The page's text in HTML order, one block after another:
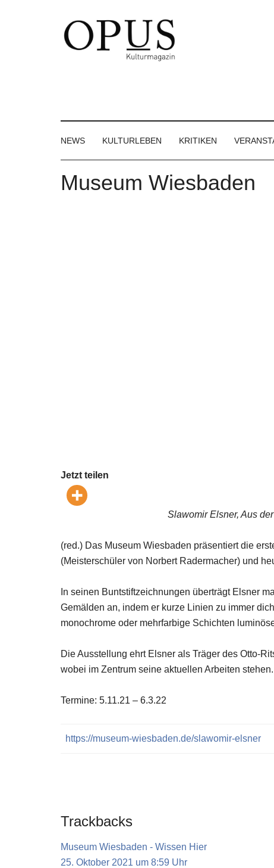
Großregion
NEWS KULTURLEBEN KRITIKEN
Museum Wiesbaden
Jetzt teilen
Slawomir Elsner, Aus
(red.) Das Museum Wiesbaden präsentiert die
(Meisterschüler von Norbert Radermacher) und
In seinen Buntstiftzeichnungen überträgt Elsner
Gemälden an, indem er kurze Linien zu immer
monochrome oder mehrfarbige Schichten
Die Ausstellung ehrt Elsner als Träger des Otto-
wobei im Zentrum seine aktuellen Arbeiten stehen.
Termine: 5.11.21 – 6.3.22
https://museum-wiesbaden.de/slawomir-elsner
Reader
Interactions
Trackbacks
Museum Wiesbaden - Wissen Hier
25. Oktober 2021 um 8:59 Uhr